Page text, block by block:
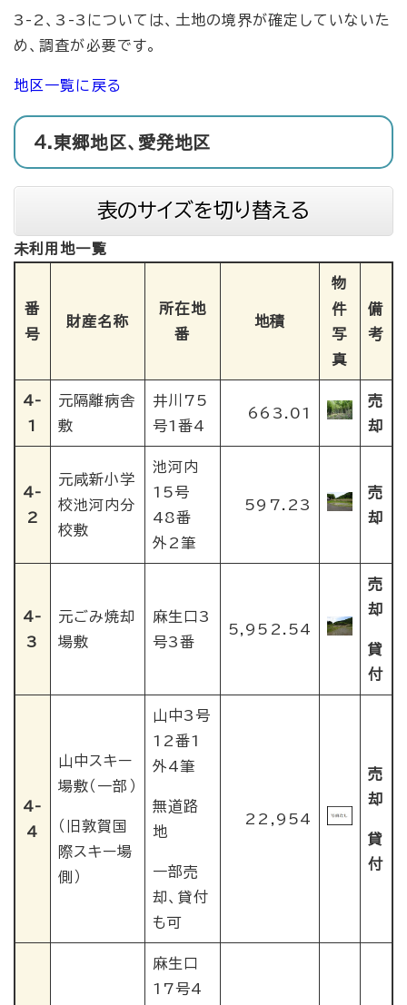
3-2、3-3については、土地の境界が確定していないた
め、調査が必要です。
地区一覧に戻る
4.東郷地区、愛発地区
表のサイズを切り替える
未利用地一覧
番
号
財産名称
所在地
番
地積
物
件
写
真
備
考
4-
1
元隔離病舎
敷
井川75
号1番4
663.01
売
却
4-
2
元咸新小学
校池河内分
校敷
池河内
15号
48番
外2筆
597.23
売
却
4-
3
元ごみ焼却
場敷
麻生口3
号3番
5,952.54
売
却
貸
付
4-
4
山中スキー
場敷（一部）
（旧敦賀国
際スキー場
側）
山中3号
12番1
外4筆
無道路
地
一部売
却、貸付
も可
22,954
売
却
貸
付
麻生口
17号4